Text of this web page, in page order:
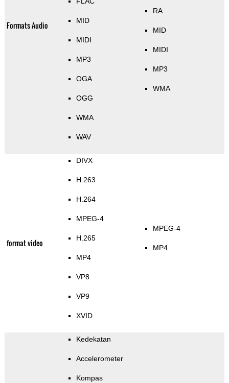
Formats Audio MID
MIDI
MP3
OGA
OGG
WMA
WAV
RA
MID
MIDI
MP3
WMA
format video
DIVX
H.263
H.264
MPEG-4
H.265
MP4
VP8
VP9
XVID
MPEG-4
MP4
Kedekatan
Accelerometer
Kompas